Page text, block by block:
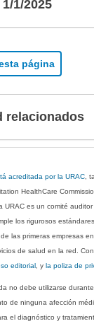
1/2025
página
relacionados
acreditada por la URAC ,
HealthCare
URAC es un comité
los rigurosos
las primeras empresas
de salud en la red.
editorial , yla poliza de
no debe utilizarse
de ninguna afección
el diagnóstico y